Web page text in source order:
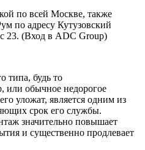
по всей Москве, также
по адресу Кутузовский
23. (Вход в ADC Group)
типа, будь то
или обычное недорогое
уложат, является одним из
срок его службы.
значительно повышает
и существенно продлевает